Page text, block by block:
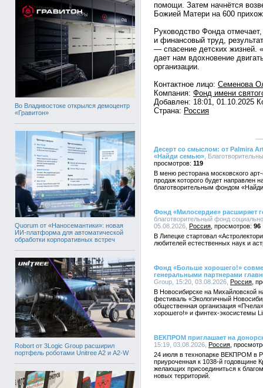
Во Владивостоке открылся демоцентр
«Гравитон»
Quorum от «Наносемантики»: новая
ИИ-платформа для автоматической
обработки корпоративных встреч
Robort от 3Logic Group расширил
портфель роботами Unitree A2 и A2-W
помощи. Затем начнётся
Божией Матери на 600
Руководство Фонда
и финансовый труд,
— спасение детских жизней.
дает нам вдохновение
организации.
Контактное лицо: Семенова
Компания: Фонд имени
Добавлен: 18:01, 01.10.2025
Страна: Россия
Десерт со смыслом: от Palmira
«Найди семью» ,
119
В меню ресторана московского
продаж которого будет направлен
благотворительным фондом
Фонд «Милосердие» расширяет
благотворительный фонд
05.08.2026, Россия
96
В Липецке стартовал
любителей естественных наук и
Фонд «Больше хорошего!»
генеральными партнерами
Group, 15:20, 03.08.2026, Россия
В Новосибирске на Михайловской
фестиваль «Экологичный
общественная организация
хорошего!» и финтех-экосистемы
ВЕКПРОМ приглашает на
15:19, 03.08.2026, Россия
24 июля в технопарке ВЕКПРОМ в
приуроченная к 1038-й годовщине
желающих присоединиться к
новых территорий.